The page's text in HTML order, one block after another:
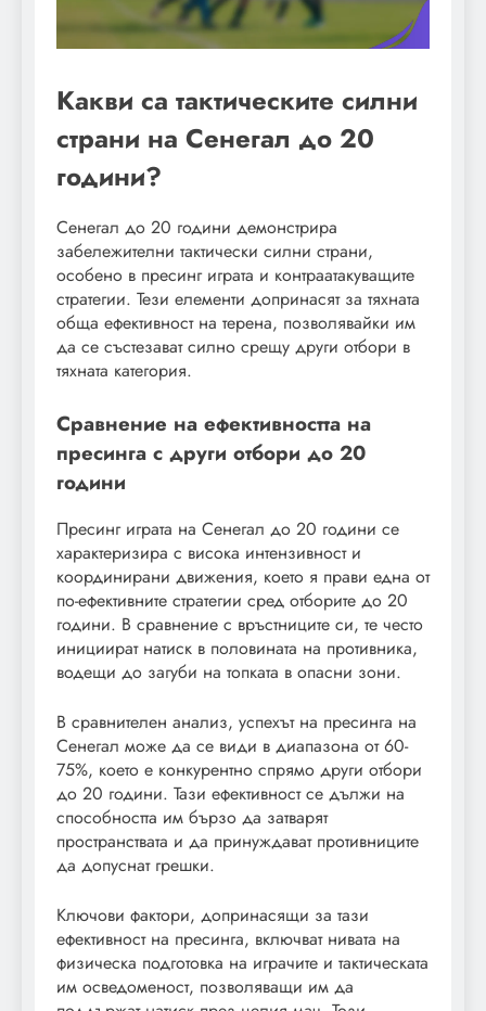
Какви са тактическите силни
страни на Сенегал до 20
години?
Сенегал до 20 години демонстрира
забележителни тактически силни страни,
особено в пресинг играта и контраатакуващите
стратегии. Тези елементи допринасят за тяхната
обща ефективност на терена, позволявайки им
да се състезават силно срещу други отбори в
тяхната категория.
Сравнение на ефективността на
пресинга с други отбори до 20
години
Пресинг играта на Сенегал до 20 години се
характеризира с висока интензивност и
координирани движения, което я прави една от
по-ефективните стратегии сред отборите до 20
години. В сравнение с връстниците си, те често
инициират натиск в половината на противника,
водещи до загуби на топката в опасни зони.
В сравнителен анализ, успехът на пресинга на
Сенегал може да се види в диапазона от 60-
75%, което е конкурентно спрямо други отбори
до 20 години. Тази ефективност се дължи на
способността им бързо да затварят
пространствата и да принуждават противниците
да допуснат грешки.
Ключови фактори, допринасящи за тази
ефективност на пресинга, включват нивата на
физическа подготовка на играчите и тактическата
им осведоменост, позволяващи им да